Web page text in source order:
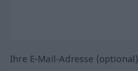
Ihre E-Mail-Adresse (optional)